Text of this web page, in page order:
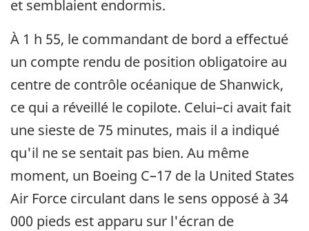
et semblaient endormis.
À 1 h 55, le commandant de bord a effectué
un compte rendu de position obligatoire au
centre de contrôle océanique de Shanwick,
ce qui a réveillé le copilote. Celui–ci avait fait
une sieste de 75 minutes, mais il a indiqué
qu'il ne se sentait pas bien. Au même
moment, un Boeing C–17 de la United States
Air Force circulant dans le sens opposé à 34
000 pieds est apparu sur l'écran de